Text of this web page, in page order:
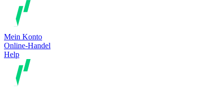
Mein Konto
Online-Handel
Help